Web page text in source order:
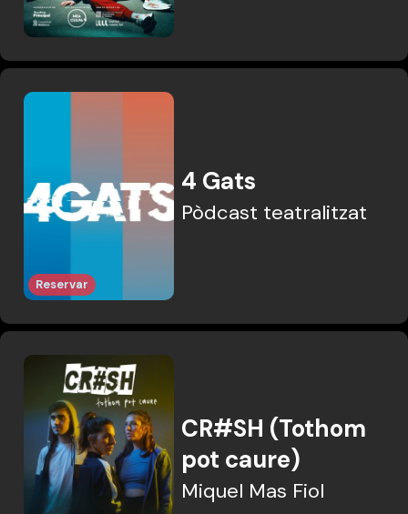
Reservar
4 Gats
Pòdcast teatralitzat
CR#SH (Tothom
pot caure)
Miquel Mas Fiol